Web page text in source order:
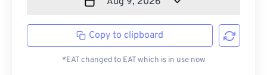
Copy to clipboard
*EAT changed to EAT which is in use now